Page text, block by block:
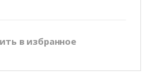
в избранное